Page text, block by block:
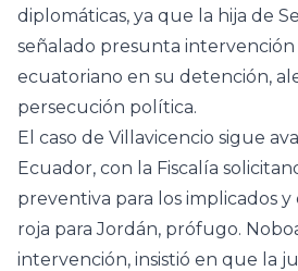
diplomáticas, ya que la hija de
señalado presunta
ecuatoriano en su detención,
persecución política.
El caso de Villavicencio sigue
Ecuador, con la Fiscalía
preventiva para los implicados
roja para Jordán, prófugo.
intervención, insistió en que la